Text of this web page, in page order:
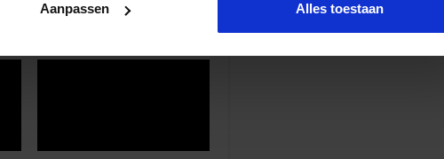
Aanpassen Alles toestaan